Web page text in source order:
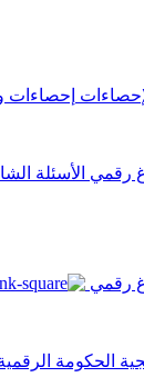
إحصاءات
رقمي الأسئلة
رقمي
الحكومة